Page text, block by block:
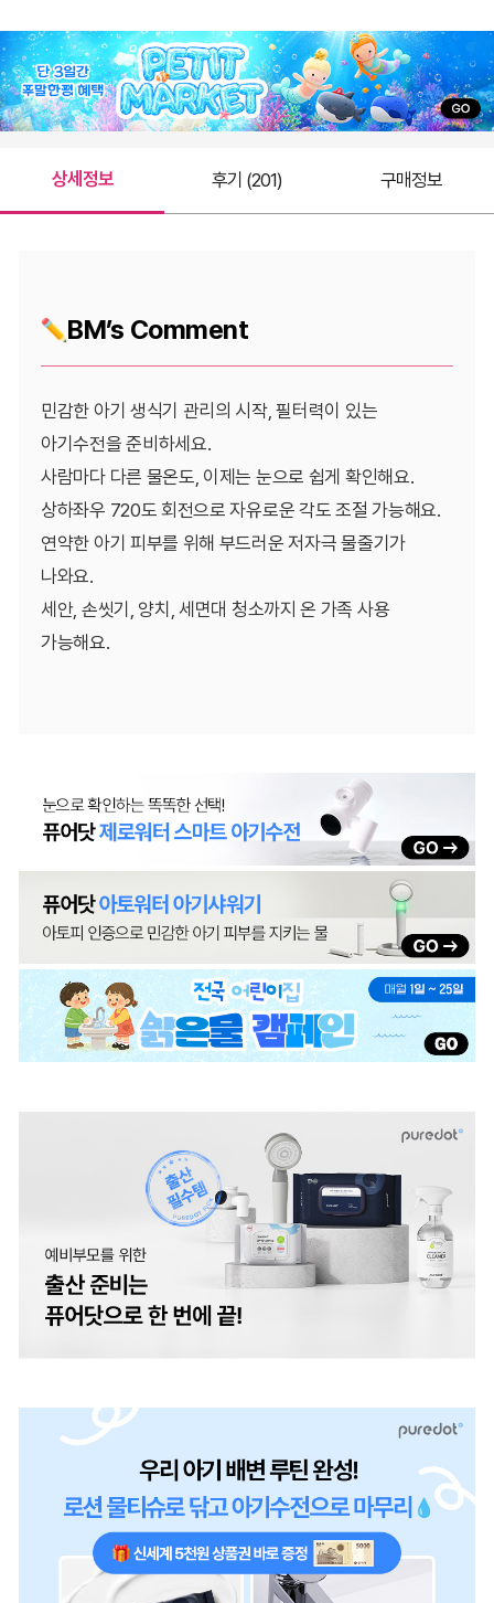
상세정보 후기 (201) 구매정보
BM’s Comment
민감한 아기 생식기 관리의 시작, 필터력이 있는
아기수전을 준비하세요.
사람마다 다른 물온도, 이제는 눈으로 쉽게 확인해요.
상하좌우 720도 회전으로 자유로운 각도 조절 가능해요.
연약한 아기 피부를 위해 부드러운 저자극 물줄기가
나와요.
세안, 손씻기, 양치, 세면대 청소까지 온 가족 사용
가능해요.